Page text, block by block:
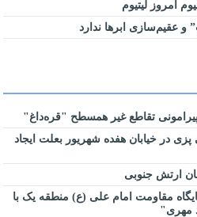
امروز لیتیوم
و عقیم‌سازی ابرها ندارد
تقاطع غیر همسطح "قره‌داغ"
در خیابان هفده شهریور بعلت ایجاد
ارتش جنوبی
مقاومت امام علی (ع) منطقه یک با
مهری"